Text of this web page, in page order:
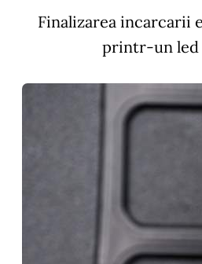
Finalizarea incarcarii
printr-un led